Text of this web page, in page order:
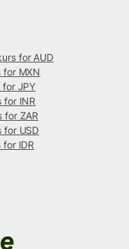
for AUD
for MXN
for JPY
for INR
for ZAR
for USD
IDR